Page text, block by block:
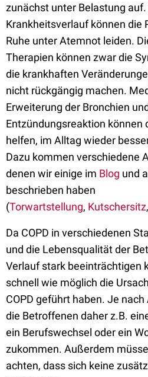
zunächst unter Belastung
Krankheitsverlauf können die
Ruhe unter Atemnot leiden.
Therapien können zwar die
die krankhaften
nicht rückgängig machen.
Erweiterung der Bronchien
Entzündungsreaktion können
helfen, im Alltag wieder
Dazu kommen verschiedene
denen wir einige im Blog und
beschrieben haben
(Torwartstellung, Kutschersitz,
Da COPD in verschiedenen
und die Lebensqualität der
Verlauf stark beeinträchtigen
schnell wie möglich die
COPD geführt haben. Je
die Betroffenen daher z.B.
ein Berufswechsel oder ein
zukommen. Außerdem
achten, dass sich keine